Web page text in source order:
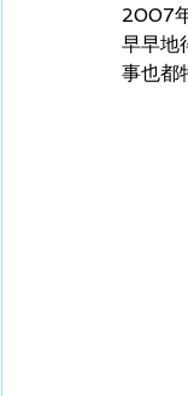
2007
早早地
事也都